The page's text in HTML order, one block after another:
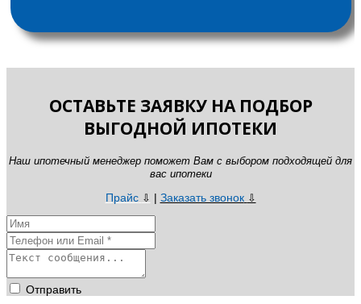
ОСТАВЬТЕ ЗАЯВКУ НА ПОДБОР
ВЫГОДНОЙ ИПОТЕКИ
Наш ипотечный менеджер поможет Вам с выбором подходящей для
вас ипотеки
Прайс ⇩ | Заказать звонок ⇩
Отправить